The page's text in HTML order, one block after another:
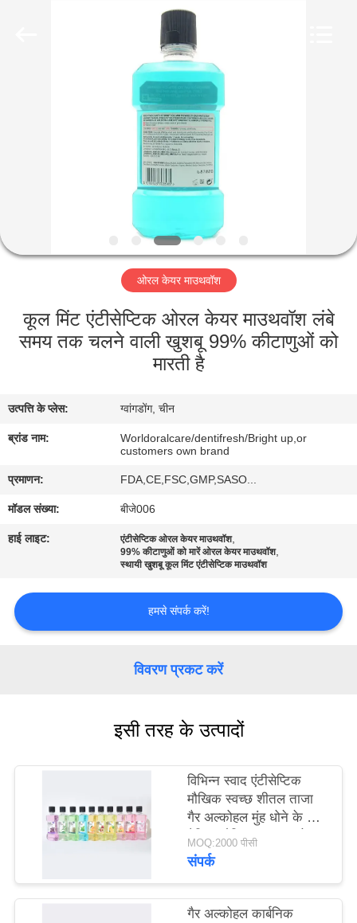
हमारे
बारे
कारखाना
गुणवत्ता
नियंत्रण
संपर्क
करें
उद्धरण
का
मैप
गोपनीयता
ओरल केयर माउथवॉश
कूल मिंट एंटीसेप्टिक ओरल केयर माउथवॉश लंबे
समय तक चलने वाली खुशबू 99% कीटाणुओं को
मारती है
उत्पत्ति के प्लेस: ग्वांगडोंग, चीन
ब्रांड नाम:
Worldoralcare/dentifresh/Bright up,or
customers own brand
प्रमाणन: FDA,CE,FSC,GMP,SASO...
मॉडल संख्या: बीजे006
हाई लाइट: एंटीसेप्टिक ओरल केयर माउथवॉश,
99% कीटाणुओं को मारें ओरल केयर माउथवॉश,
स्थायी खुशबू कूल मिंट एंटीसेप्टिक माउथवॉश
हमसे संपर्क करें!
विवरण प्रकट करें
इसी तरह के उत्पादों
विभिन्न स्वाद एंटीसेप्टिक
मौखिक स्वच्छ शीतल ताजा
गैर अल्कोहल मुंह धोने के लिए
दैनिक मौखिक स्वच्छता के
लिए
MOQ:2000 पीसी
संपर्क
गैर अल्कोहल कार्बनिक